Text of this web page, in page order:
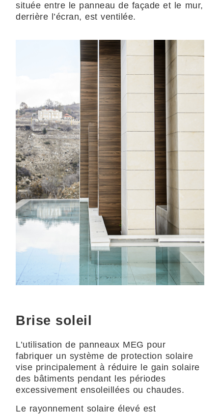
située entre le panneau de façade et le mur,
derrière l’écran, est ventilée.
Brise soleil
L’utilisation de panneaux MEG pour
fabriquer un système de protection solaire
vise principalement à réduire le gain solaire
des bâtiments pendant les périodes
excessivement ensoleillées ou chaudes.
Le rayonnement solaire élevé est